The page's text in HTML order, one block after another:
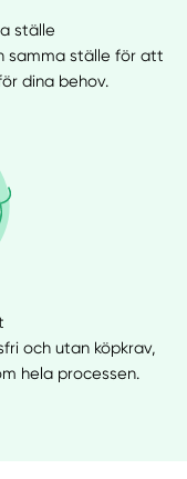
ställe
samma ställe för att
dina behov.
och utan köpkrav,
hela processen.